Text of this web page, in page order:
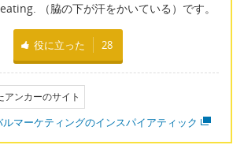
（脇の下が汗をかいている）です。
役に立った 28
アンカーのサイト
ルマーケティングのインスパイアティック